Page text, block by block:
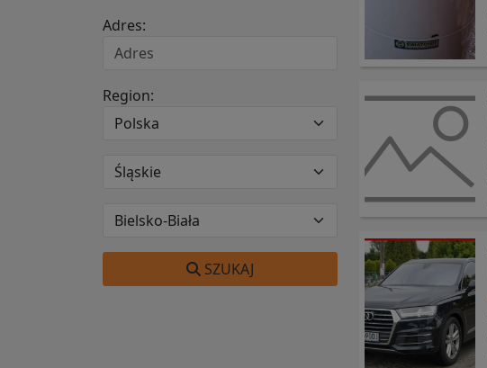
Adres:
Region:
SZUKAJ